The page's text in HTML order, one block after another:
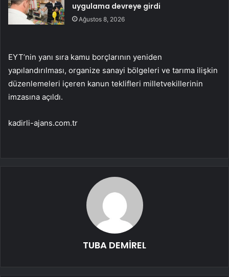
uygulama devreye girdi
Ağustos 8, 2026
EYT’nin yanı sıra kamu borçlarının yeniden
yapılandırılması, organize sanayi bölgeleri ve tarıma ilişkin
düzenlemeleri içeren kanun teklifleri milletvekillerinin
imzasına açıldı.
kadirli-ajans.com.tr
TUBA DEMİREL